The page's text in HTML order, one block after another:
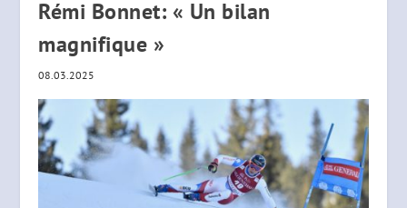
Rémi Bonnet: « Un bilan
magnifique »
08.03.2025